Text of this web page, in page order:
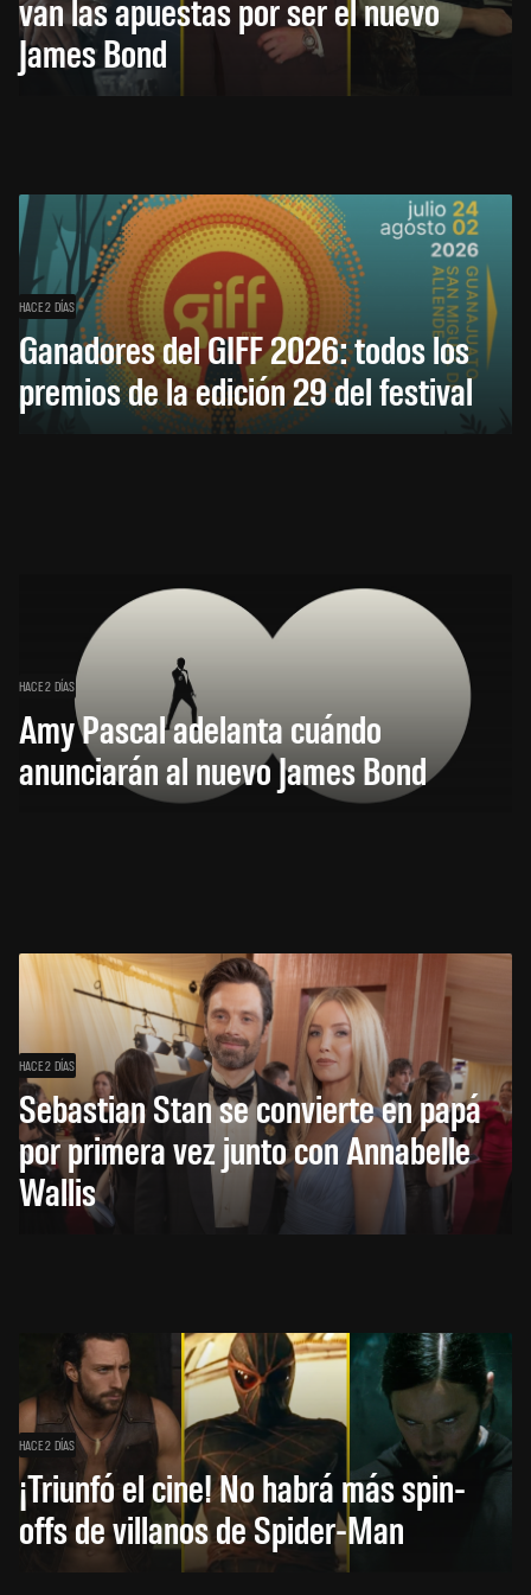
van las apuestas por ser el nuevo
James Bond
HACE 2 DÍAS
Ganadores del GIFF 2026: todos los
premios de la edición 29 del festival
HACE 2 DÍAS
Amy Pascal adelanta cuándo
anunciarán al nuevo James Bond
HACE 2 DÍAS
Sebastian Stan se convierte en papá
por primera vez junto con Annabelle
Wallis
HACE 2 DÍAS
¡Triunfó el cine! No habrá más spin-
offs de villanos de Spider-Man